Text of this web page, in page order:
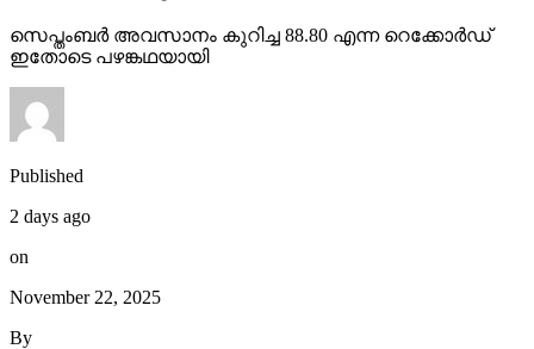
സെപ്തംബര്‍ അവസാനം കുറിച്ച 88.80 എന്ന റെക്കോര്‍ഡ്
ഇതോടെ പഴങ്കഥയായി
Published
2 days ago
on
November 22, 2025
By